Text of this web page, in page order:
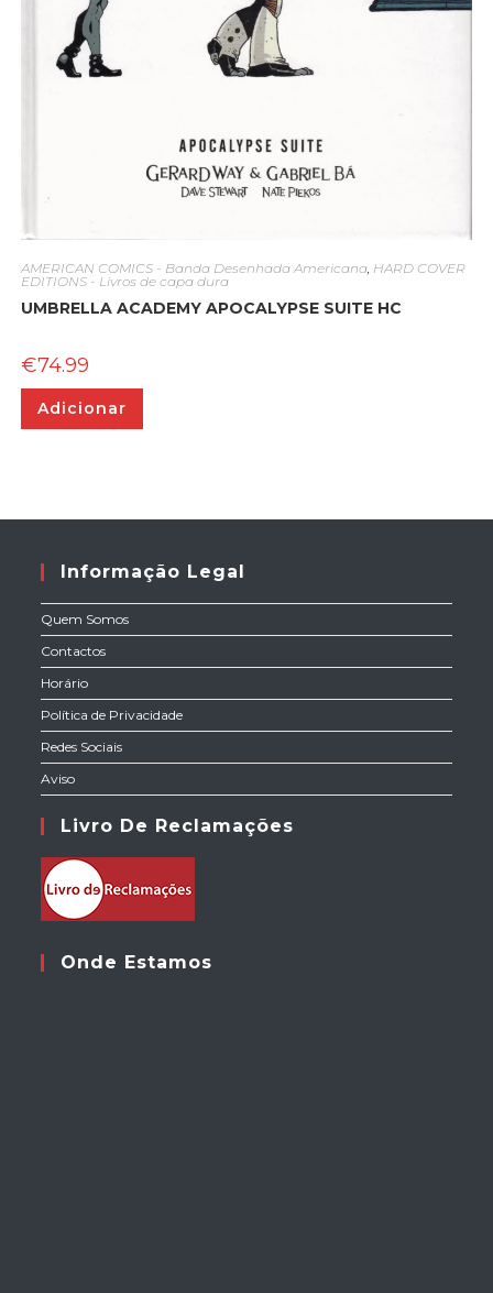
AMERICAN COMICS - Banda Desenhada Americana, HARD COVER
EDITIONS - Livros de capa dura
UMBRELLA ACADEMY APOCALYPSE SUITE HC
€74.99
Adicionar
Informação Legal
Quem Somos
Contactos
Horário
Política de Privacidade
Redes Sociais
Aviso
Livro De Reclamações
Onde Estamos